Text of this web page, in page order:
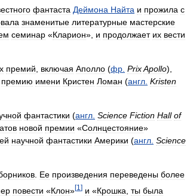
фантаста Деймона Найта и прожила с
знаменитые литературные мастерские
семинар «Кларион», и продолжает их вести
премий включая Аполло (фр PrixApollo),
премию имени Кристен Ломан (англ Kristen
фантастики (англ Science Fiction Hall of
новой премии «Солнцестояние»
научной фантастики Америки (англ Science
Ее произведения переведены более
повести «Клон»[1 ] и «Крошка ты была